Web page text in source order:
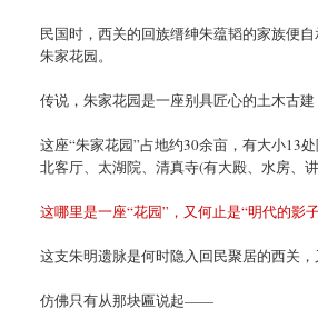
民国时，西关的回族缙绅朱蕴韬的家族便
朱家花园。
传说，朱家花园是一座别具匠心的土木古
这座“朱家花园”占地约30余亩，有大小13
北客厅、太湖院、清真寺(有大殿、水房
这哪里是一座“花园”，又何止是“明代的影
这支朱明遗脉是何时隐入回民聚居的西关
仿佛只有从那块匾说起——